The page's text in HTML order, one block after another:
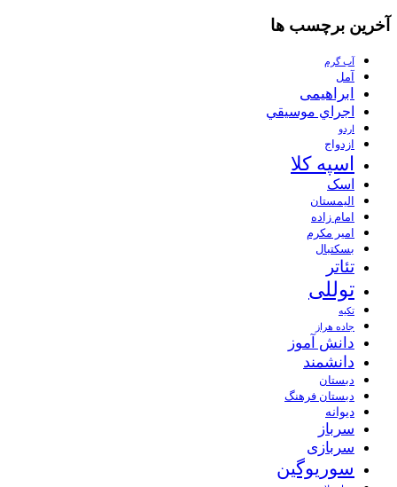
آخرین برچسب ها
آب گرم
آمل
ابراهیمی
اجراي موسيقي
اردو
ازدواج
اسپه کلا
اسک
الیمستان
امام زاده
امیر مکرم
بسکتبال
تئاتر
توللی
تکیه
جاده هراز
دانش آموز
دانشمند
دبستان
دبستان فرهنگ
دیوانه
سرباز
سربازی
سوریوگین